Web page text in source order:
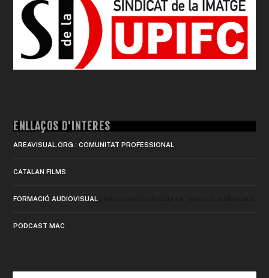
ENLLAÇOS D'INTERÈS
AREAVISUAL.ORG : COMUNITAT PROFESSIONAL
CATALAN FILMS
FORMACIÓ AUDIOVISUAL
PODCAST MAC